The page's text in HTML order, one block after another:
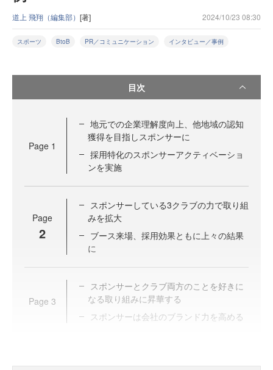
道上 飛翔（編集部） [著] 2024/10/23 08:30
スポーツ BtoB PR／コミュニケーション インタビュー／事例
目次
Page 1
地元での企業理解度向上、他地域の認知
獲得を目指しスポンサーに
採用特化のスポンサーアクティベーショ
ンを実施
Page
2
スポンサーしている3クラブの力で取り組
みを拡大
ブース来場、採用効果ともに上々の結果
に
Page 3
スポンサーとクラブ両方のことを好きに
なる取り組みに昇華する
スポンサーは会社のブランド力を高める